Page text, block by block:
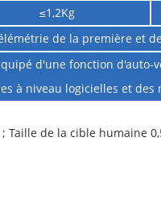
≤1,2Kg
de la première et
d'une fonction d'auto-
à niveau logicielles et
Taille de la cible humaine